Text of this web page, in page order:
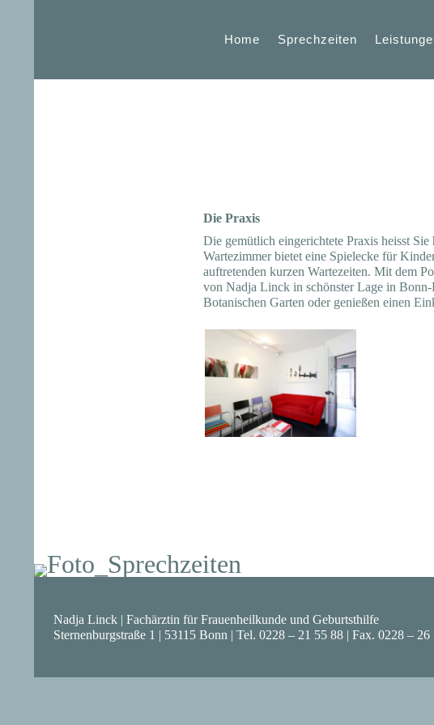
Home Sprechzeiten
Die Praxis
Die gemütlich eingerichtete Praxis heisst
Wartezimmer bietet eine Spielecke für
auftretenden kurzen Wartezeiten. Mit dem
von Nadja Linck in schönster Lage in
Botanischen Garten oder genießen einen
Nadja Linck | Fachärztin für Frauenheilkunde und Geburtsthilfe
Sternenburgstraße 1 | 53115 Bonn | Tel. 0228 – 21 55 88 | Fax. 0228 –